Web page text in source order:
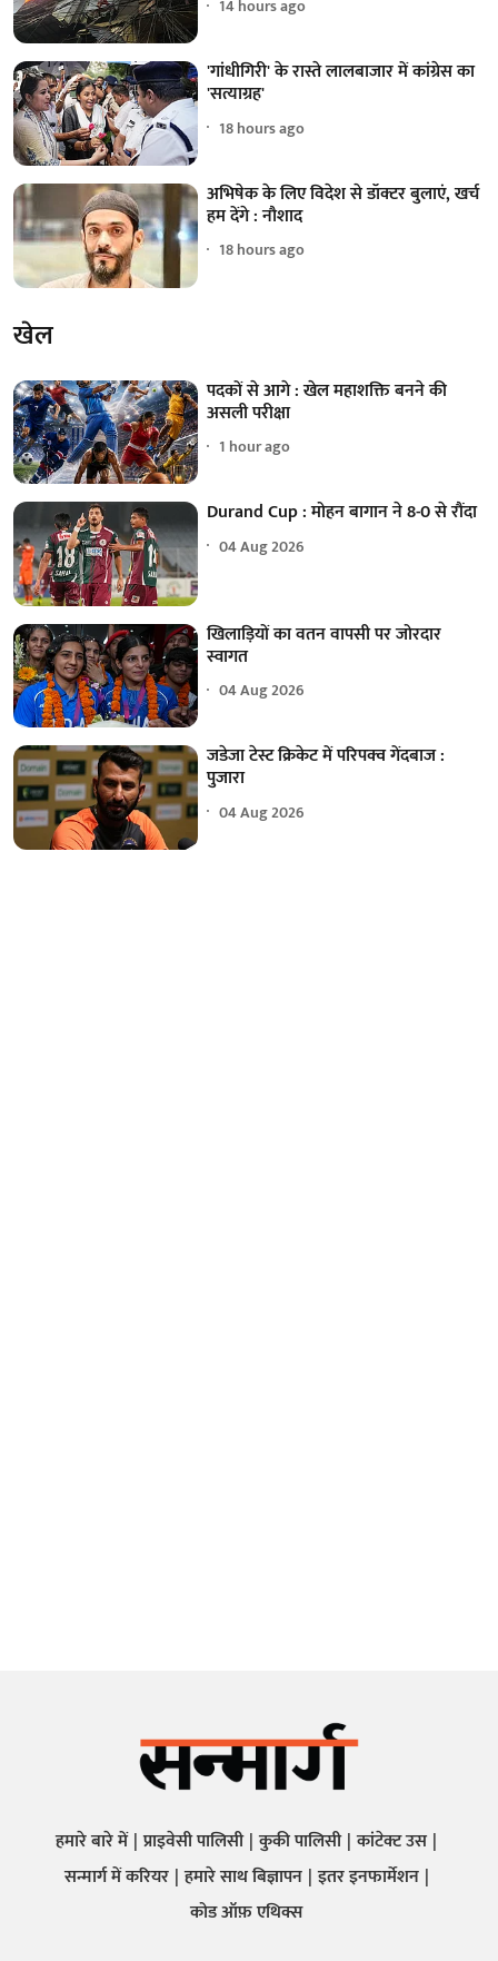
14 hours ago
'गांधीगिरी' के रास्ते लालबाजार में कांग्रेस का
'सत्याग्रह'
18 hours ago
अभिषेक के लिए विदेश से डॉक्टर बुलाएं, खर्च
हम देंगे : नौशाद
18 hours ago
खेल
पदकों से आगे : खेल महाशक्ति बनने की
असली परीक्षा
1 hour ago
Durand Cup : मोहन बागान ने 8-0 से रौंदा
04 Aug 2026
खिलाड़ियों का वतन वापसी पर जोरदार
स्वागत
04 Aug 2026
जडेजा टेस्ट क्रिकेट में परिपक्व गेंदबाज :
पुजारा
04 Aug 2026
हमारे बारे में प्राइवेसी पालिसी कुकी पालिसी कांटेक्ट उस
सन्मार्ग में करियर हमारे साथ बिज्ञापन इतर इनफार्मेशन
कोड ऑफ़ एथिक्स